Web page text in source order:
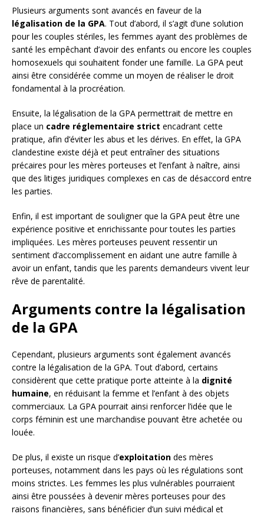
Plusieurs arguments sont avancés en faveur de la
légalisation de la GPA. Tout d’abord, il s’agit d’une solution
pour les couples stériles, les femmes ayant des problèmes de
santé les empêchant d’avoir des enfants ou encore les couples
homosexuels qui souhaitent fonder une famille. La GPA peut
ainsi être considérée comme un moyen de réaliser le droit
fondamental à la procréation.
Ensuite, la légalisation de la GPA permettrait de mettre en
place un cadre réglementaire strict encadrant cette
pratique, afin d’éviter les abus et les dérives. En effet, la GPA
clandestine existe déjà et peut entraîner des situations
précaires pour les mères porteuses et l’enfant à naître, ainsi
que des litiges juridiques complexes en cas de désaccord entre
les parties.
Enfin, il est important de souligner que la GPA peut être une
expérience positive et enrichissante pour toutes les parties
impliquées. Les mères porteuses peuvent ressentir un
sentiment d’accomplissement en aidant une autre famille à
avoir un enfant, tandis que les parents demandeurs vivent leur
rêve de parentalité.
Arguments contre la légalisation
de la GPA
Cependant, plusieurs arguments sont également avancés
contre la légalisation de la GPA. Tout d’abord, certains
considèrent que cette pratique porte atteinte à la dignité
humaine, en réduisant la femme et l’enfant à des objets
commerciaux. La GPA pourrait ainsi renforcer l’idée que le
corps féminin est une marchandise pouvant être achetée ou
louée.
De plus, il existe un risque d’exploitation des mères
porteuses, notamment dans les pays où les régulations sont
moins strictes. Les femmes les plus vulnérables pourraient
ainsi être poussées à devenir mères porteuses pour des
raisons financières, sans bénéficier d’un suivi médical et